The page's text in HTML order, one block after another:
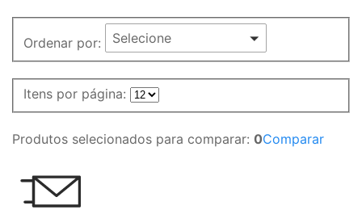
Ordenar por: Selecione
Itens por página:
Produtos selecionados para comparar: 0Comparar